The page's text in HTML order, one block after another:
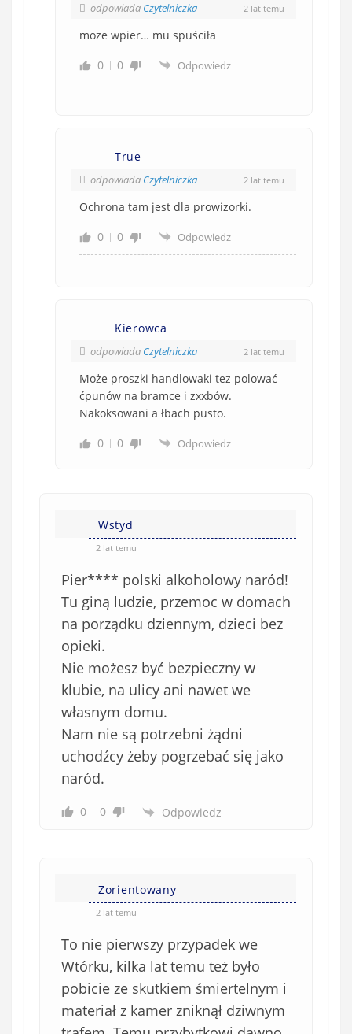
odpowiada Czytelniczka 2 lat temu
moze wpier… mu spuściła
0
0 Odpowiedz
True
odpowiada Czytelniczka 2 lat temu
Ochrona tam jest dla prowizorki.
0
0 Odpowiedz
Kierowca
odpowiada Czytelniczka 2 lat temu
Może proszki handlowaki tez polować
ćpunów na bramce i zxxbów.
Nakoksowani a łbach pusto.
0
0 Odpowiedz
Wstyd
2 lat temu
Pier**** polski alkoholowy naród!
Tu giną ludzie, przemoc w domach
na porządku dziennym, dzieci bez
opieki.
Nie możesz być bezpieczny w
klubie, na ulicy ani nawet we
własnym domu.
Nam nie są potrzebni żądni
uchodźcy żeby pogrzebać się jako
naród.
0 0 Odpowiedz
Zorientowany
2 lat temu
To nie pierwszy przypadek we
Wtórku, kilka lat temu też było
pobicie ze skutkiem śmiertelnym i
materiał z kamer zniknął dziwnym